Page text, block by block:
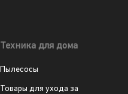
Техника для дома
Пылесосы
Товары для ухода за